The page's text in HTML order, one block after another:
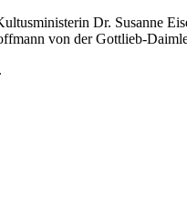
Dr. Susanne
von der Gottlieb-